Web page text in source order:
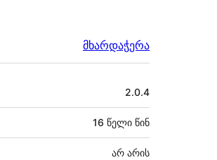
მხარდაჭერა
2.0.4
16 წელი წინ
არ არის